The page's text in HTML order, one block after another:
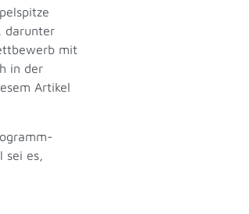
darunter
mit
in der
Artikel
sei es,